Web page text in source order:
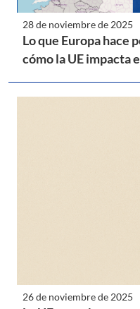
28 de noviembre de 2025
Lo que Europa hace
cómo la UE impacta
26 de noviembre de 2025